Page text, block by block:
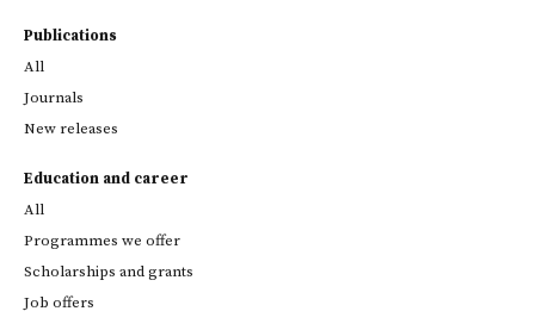
Publications
All
Journals
New releases
Education and career
All
Programmes we offer
Scholarships and grants
Job offers